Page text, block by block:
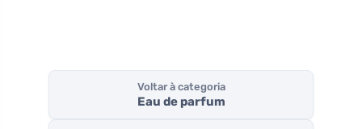
Voltar à categoria
Eau de parfum